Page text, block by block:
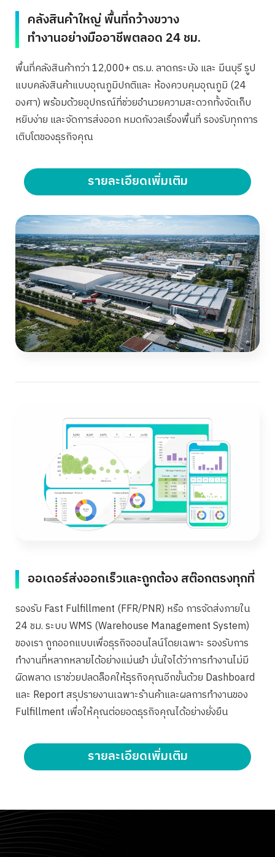
คลังสินค้าใหญ่ พื้นที่กว้างขวาง
ทำงานอย่างมืออาชีพตลอด 24 ชม.
พื้นที่คลังสินค้ากว่า 12,000+ ตร.ม. ลาดกระบัง และ มีนบุรี รูป
แบบคลังสินค้าแบบอุณภูมิปกติและ ห้องควบคุมอุณภูมิ (24
องศา) พร้อมด้วยอุปกรณ์ที่ช่วยอำนวยความสะดวกทั้งจัดเก็บ
หยิบง่าย และจัดการส่งออก หมดกังวลเรื่องพื้นที่ รองรับทุกการ
เติบโตของธุรกิจคุณ
รายละเอียดเพิ่มเติม
ออเดอร์ส่งออกเร็วและถูกต้อง สต๊อกตรงทุกที่
รองรับ Fast Fulfillment (FFR/PNR) หรือ การจัดส่งภายใน
24 ชม. ระบบ WMS (Warehouse Management System)
ของเรา ถูกออกแบบเพื่อธุรกิจออนไลน์โดยเฉพาะ รองรับการ
ทำงานที่หลากหลายได้อย่างแม่นยำ มั่นใจได้ว่าการทำงานไม่มี
ผิดพลาด เราช่วยปลดล็อคให้ธุรกิจคุณอีกขั้นด้วย Dashboard
และ Report สรุปรายงานเฉพาะร้านค้าและผลการทำงานของ
Fulfillment เพื่อให้คุณต่อยอดธุรกิจคุณได้อย่างยั่งยืน
รายละเอียดเพิ่มเติม